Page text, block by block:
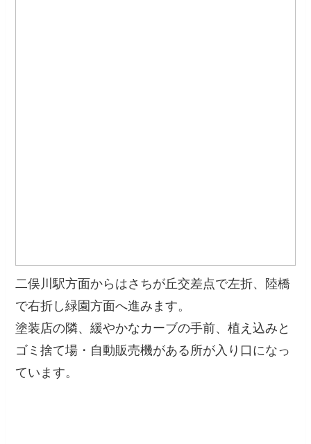
二俣川駅方面からはさちが丘交差点で左折、陸橋
で右折し緑園方面へ進みます。
塗装店の隣、緩やかなカーブの手前、植え込みと
ゴミ捨て場・自動販売機がある所が入り口になっ
ています。